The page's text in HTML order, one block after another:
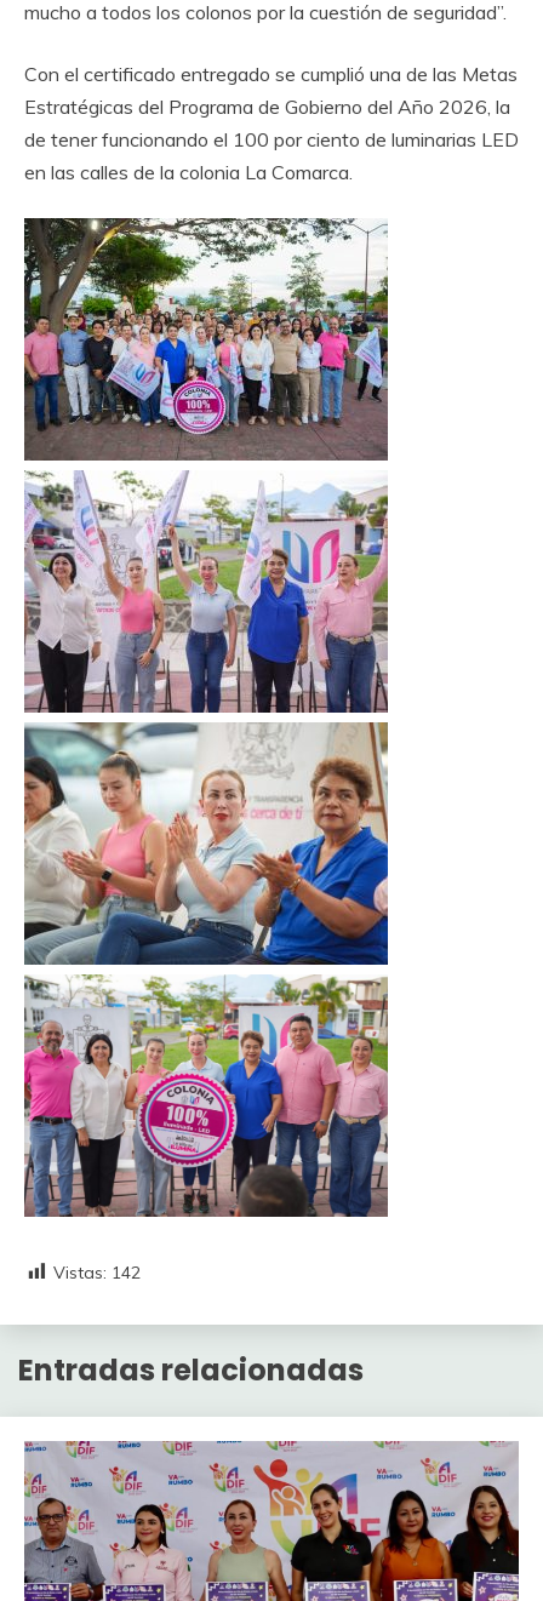
mucho a todos los colonos por la cuestión de seguridad”.
Con el certificado entregado se cumplió una de las Metas
Estratégicas del Programa de Gobierno del Año 2026, la
de tener funcionando el 100 por ciento de luminarias LED
en las calles de la colonia La Comarca.
Vistas: 142
Entradas relacionadas